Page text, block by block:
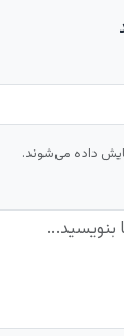
داده می‌شوند.